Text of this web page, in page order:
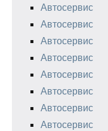
Автосервис
Автосервис
Автосервис
Автосервис
Автосервис
Автосервис
Автосервис
Автосервис